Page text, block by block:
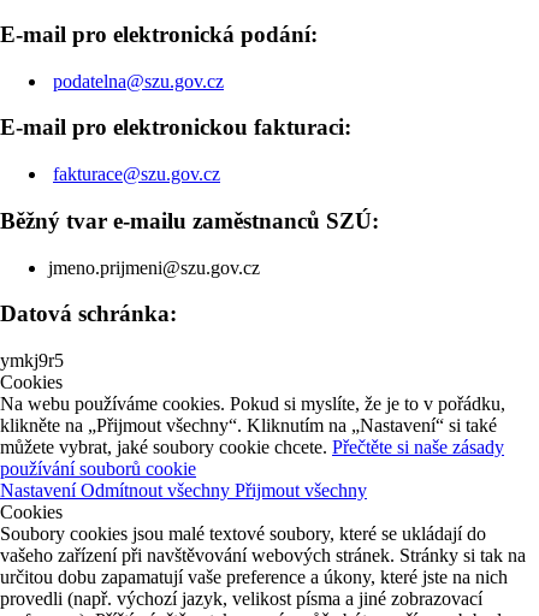
E-mail pro elektronická podání:
podatelna@szu.gov.cz
E-mail pro elektronickou fakturaci:
fakturace@szu.gov.cz
Běžný tvar e-mailu zaměstnanců SZÚ:
jmeno.prijmeni@szu.gov.cz
Datová schránka:
ymkj9r5
Cookies
Na webu používáme cookies. Pokud si myslíte, že je to v pořádku,
klikněte na „Přijmout všechny“. Kliknutím na „Nastavení“ si také
můžete vybrat, jaké soubory cookie chcete. Přečtěte si naše zásady
používání souborů cookie
NastaveníOdmítnout všechny Přijmout všechny
Cookies
Soubory cookies jsou malé textové soubory, které se ukládají do
vašeho zařízení při navštěvování webových stránek. Stránky si tak na
určitou dobu zapamatují vaše preference a úkony, které jste na nich
provedli (např. výchozí jazyk, velikost písma a jiné zobrazovací